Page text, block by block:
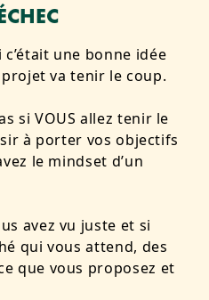
une bonne idée
va tenir le coup.
si VOUS allez tenir le
à porter vos objectifs
le mindset d’un
avez vu juste et si
qui vous attend, des
que vous proposez et